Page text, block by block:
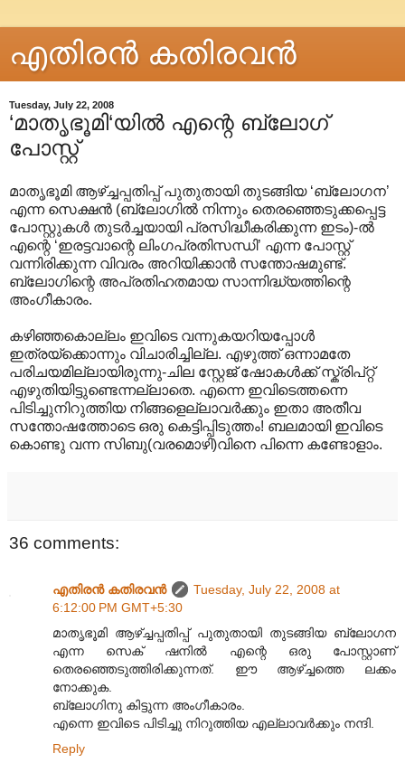
എതിരന്‍ കതിരവന്‍
Tuesday, July 22, 2008
‘മാതൃഭൂമി‘യില്‍ എന്റെ ബ്ലോഗ്
പോസ്റ്റ്
മാതൃഭൂമി ആഴ്ച്ചപ്പതിപ്പ് പുതുതായി തുടങ്ങിയ ‘ബ്ലോഗന’
എന്ന സെക്ഷന്‍ (ബ്ലോഗില്‍ നിന്നും തെരഞ്ഞെടുക്കപ്പെട്ട
പോസ്റ്റുകള്‍ തുടര്‍ച്ചയായി പ്രസിദ്ധീകരിക്കുന്ന ഇടം)-ല്‍
എന്റെ ‘ഇരട്ടവാന്റെ ലിംഗപ്രതിസന്ധി’ എന്ന പോസ്റ്റ്
വന്നിരിക്കുന്ന വിവരം അറിയിക്കാന്‍ സന്തോഷമുണ്ട്.
ബ്ലോഗിന്റെ അപ്രതിഹതമായ സാന്നിദ്ധ്യത്തിന്റെ
അംഗീകാരം.
കഴിഞ്ഞകൊല്ലം ഇവിടെ വന്നുകയറിയപ്പോള്‍
ഇത്രയ്ക്കൊന്നും വിചാരിച്ചില്ല. എഴുത്ത് ഒന്നാമതേ
പരിചയമില്ലായിരുന്നു-ചില സ്റ്റേജ് ഷോകള്‍ക്ക് സ്ക്രിപ്റ്റ്
എഴുതിയിട്ടുണ്ടെന്നല്ലാതെ. എന്നെ ഇവിടെത്തന്നെ
പിടിച്ചുനിറുത്തിയ നിങ്ങളെല്ലാവര്‍ക്കും ഇതാ അതീവ
സന്തോഷത്തോടെ ഒരു കെട്ടിപ്പിടുത്തം! ബലമായി ഇവിടെ
കൊണ്ടു വന്ന സിബു(വരമൊഴി)വിനെ പിന്നെ കണ്ടോളാം.
36 comments:
എതിരന്‍ കതിരവന്‍
Tuesday, July 22, 2008 at
6:12:00 PM GMT+5:30
മാതൃഭൂമി ആഴ്ച്ചപ്പതിപ്പ് പുതുതായി തുടങ്ങിയ ബ്ലോഗന
എന്ന സെക് ഷനില്‍ എന്റെ ഒരു പോസ്റ്റാണ്
തെരഞ്ഞെടുത്തിരിക്കുന്നത്. ഈ ആഴ്ച്ചത്തെ ലക്കം
നോക്കുക.
ബ്ലോഗിനു കിട്ടുന്ന അംഗീകാരം.
എന്നെ ഇവിടെ പിടിച്ചു നിറുത്തിയ എല്ലാവര്‍ക്കും നന്ദി.
Reply